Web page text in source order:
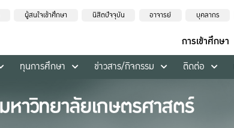
ผู้สนใจเข้าศึกษา นิสิตปัจจุบัน อาจารย์ บุคลากร
การเข้าศึกษา
ทุนการศึกษา ข่าวสาร/กิจกรรม ติดต่อ